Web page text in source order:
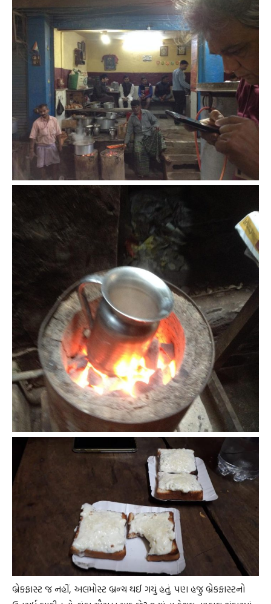
બ્રેકફાસ્ટ જ નહીં, અલમોસ્ટ બ્રન્ચ થઈ ગયું હતું. પણ હજુ બ્રેકફાસ્ટનો